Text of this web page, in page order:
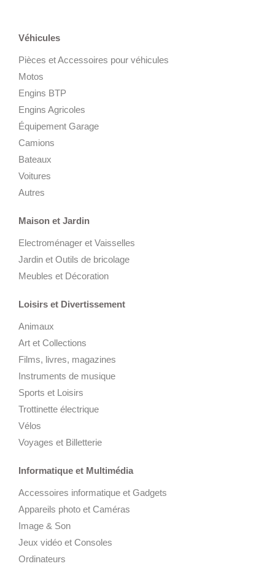
Véhicules
Pièces et Accessoires pour véhicules
Motos
Engins BTP
Engins Agricoles
Équipement Garage
Camions
Bateaux
Voitures
Autres
Maison et Jardin
Electroménager et Vaisselles
Jardin et Outils de bricolage
Meubles et Décoration
Loisirs et Divertissement
Animaux
Art et Collections
Films, livres, magazines
Instruments de musique
Sports et Loisirs
Trottinette électrique
Vélos
Voyages et Billetterie
Informatique et Multimédia
Accessoires informatique et Gadgets
Appareils photo et Caméras
Image & Son
Jeux vidéo et Consoles
Ordinateurs